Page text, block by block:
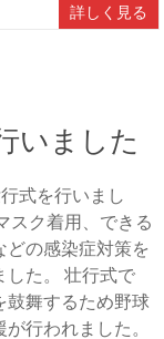
詳しく見る
いました
式を行いまし
スク着用、できる
どの感染症対策を
した。 壮行式で
鼓舞するため野球
行われました。